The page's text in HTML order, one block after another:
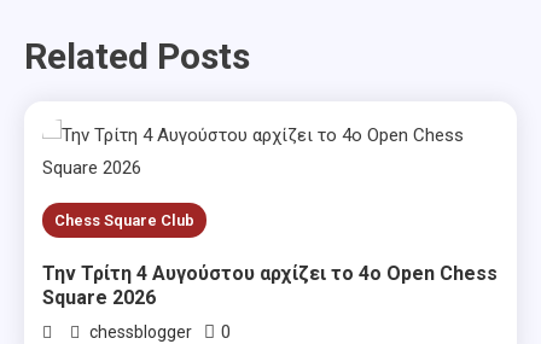
Related Posts
Chess Square Club
Την Τρίτη 4 Αυγούστου αρχίζει το 4ο Open Chess
Square 2026
chessblogger 0